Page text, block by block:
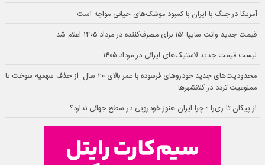
آمریکا در جنگ با ایران با کمبود موشک‌های حیاتی مواجه است
قیمت جدید وانت سایپا ۱۵۱ برای مصرف‌کننده در مرداد ۱۴۰۵ اعلام شد
لیست قیمت جدید لاستیک‌های ایرانی در مرداد ۱۴۰۵
محدودیت‌های جدید خودروهای فرسوده با عمر بالای ۲۰ سال: از حذف سهمیه سوخت تا
ممنوعیت تردد در کلانشهرها
از پیکان تا ری‌را ؛ چرا ایران هنوز خودرویی در سطح جهانی ندارد؟